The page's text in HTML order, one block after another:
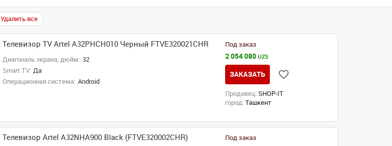
Удалить все
Телевизор TV Artel A32PHCH010 Черный FTVE320021CHR
Диагональ экрана, дюйм: 32
Smart TV: Да
Операционная система: Android
Под заказ
2 054 080UZS
ЗАКАЗАТЬ
Продавец: SHOP-IT
город: Ташкент
Телевизор Artel A32NHA900 Black (FTVE320002CHR) Под заказ